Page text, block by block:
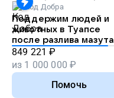
Код Добра
Поддержим людей и
животных в Туапсе
после разлива мазута
849 221 ₽
из 1 000 000 ₽
Помочь